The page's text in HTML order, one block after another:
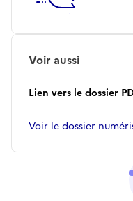
Voir aussi
Lien vers le dossier
Voir le dossier